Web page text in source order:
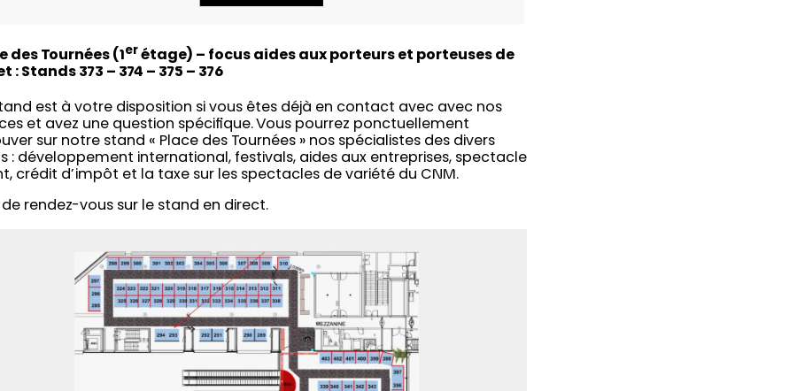
des Tournées (1er étage) – focus aides aux porteurs et porteuses de
: Stands 373 – 374 – 375 – 376
est à votre disposition si vous êtes déjà en contact avec avec nos
et avez une question spécifique. Vous pourrez ponctuellement
sur notre stand « Place des Tournées » nos spécialistes des divers
: développement international, festivals, aides aux entreprises, spectacle
crédit d’impôt et la taxe sur les spectacles de variété du CNM.
de rendez-vous sur le stand en direct.